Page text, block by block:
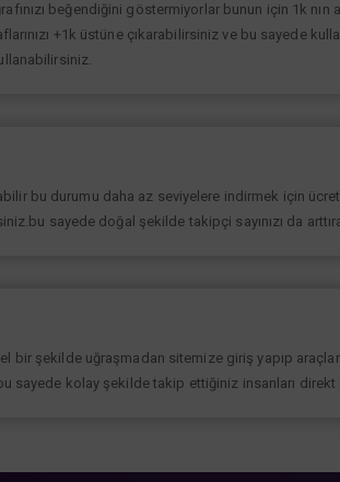
beğendiğini göstermiyorlar bunun için 1k
+1k üstüne çıkarabilirsiniz ve bu sayede
bu durumu daha az seviyelere indirmek için
sayede doğal şekilde takipçi sayınızı da
bir şekilde uğraşmadan sitemize giriş yapıp
kolay şekilde takip ettiğiniz insanları direkt